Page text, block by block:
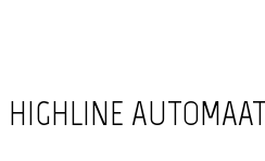
HIGHLINE